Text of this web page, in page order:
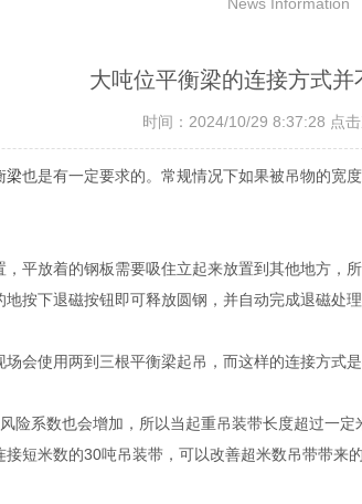
大吨位平衡梁的连接方式并
时间：2024/10/29 8:37:28 点
梁也是有一定要求的。常规情况下如果被吊物的宽
放着的钢板需要吸住立起来放置到其他地方，
按下退磁按钮即可释放圆钢，并自动完成退磁处
使用两到三根平衡梁起吊，而这样的连接方式是
系数也会增加，所以当起重吊装带长度超过一定
短米数的30吨吊装带，可以改善超米数吊带带来的